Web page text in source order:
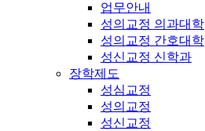
업무안내
성의교정 의과대학
성의교정 간호대학
성신교정 신학과
장학제도
성심교정
성의교정
성신교정